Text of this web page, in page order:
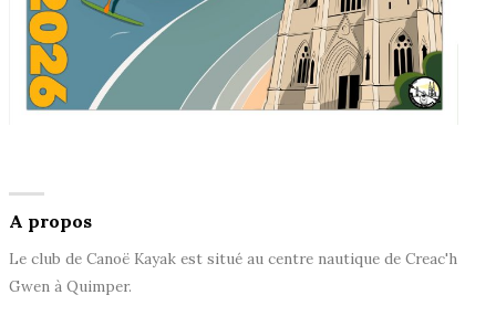
A propos
Le club de Canoë Kayak est situé au centre nautique de Creac'h
Gwen à Quimper.